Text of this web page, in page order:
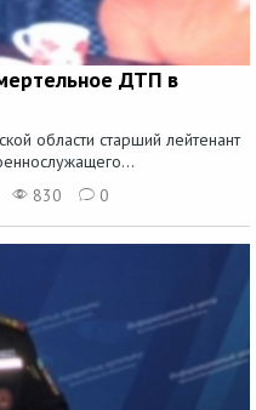
ДТП в
области старший лейтенант
830 0